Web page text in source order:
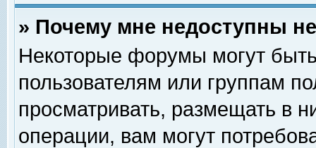
» Почему мне недоступны
Некоторые форумы могут
пользователям или группам
просматривать, размещать в
операции, вам могут